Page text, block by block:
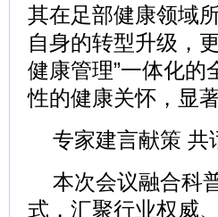
其在足部健康领域
自身的转型升级，
健康管理”一体化
性的健康关怀，显
专家建言献策 共
本次会议融合科
式，汇聚行业权威